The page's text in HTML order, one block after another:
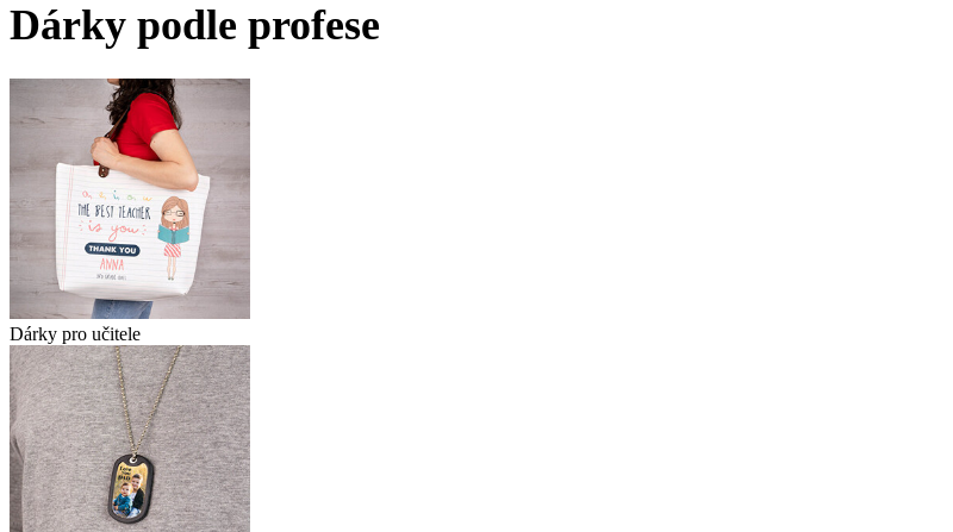
Dárky podle profese
Dárky pro učitele